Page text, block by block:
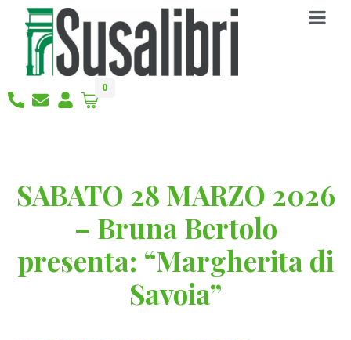
0
SABATO 28 MARZO 2026
– Bruna Bertolo
presenta: “Margherita di
Savoia”